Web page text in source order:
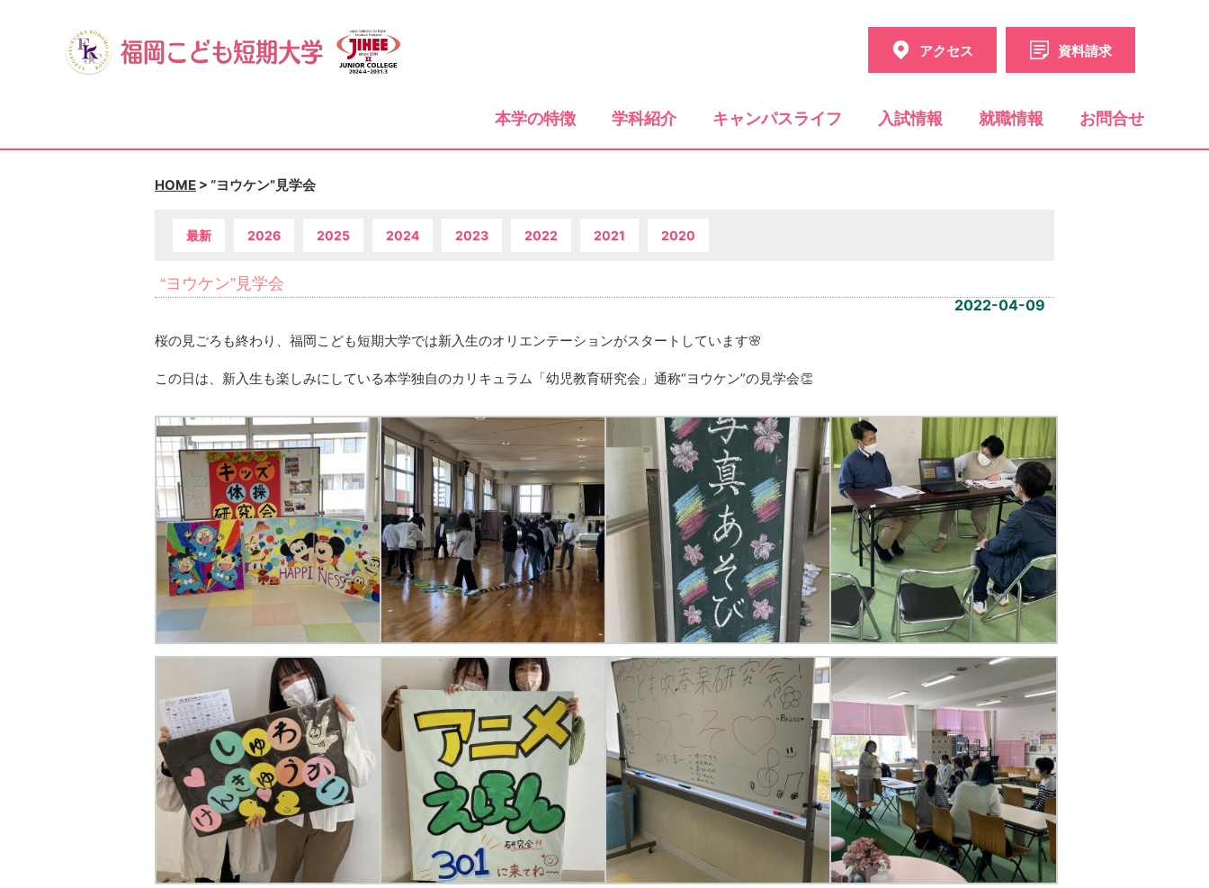
アクセス 資料請求
本学の特徴 学科紹介 キャンパスライフ 入試情報 就職情報 お問合せ
HOME > “ヨウケン”見学会
最新 2026 2025 2024 2023 2022 2021 2020
“ヨウケン”見学会
2022-04-09
桜の見ごろも終わり、福岡こども短期大学では新入生のオリエンテーションがスタートしています🌸
この日は、新入生も楽しみにしている本学独自のカリキュラム「幼児教育研究会」通称“ヨウケン”の見学会👏